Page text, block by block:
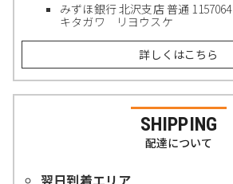
みずほ銀行 北沢支店 普通 1157064
キタガワ リヨウスケ
詳しくはこちら
SHIPPING
配達について